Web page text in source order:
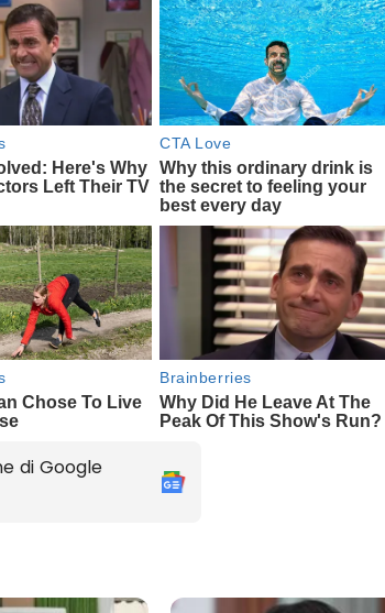
di Google